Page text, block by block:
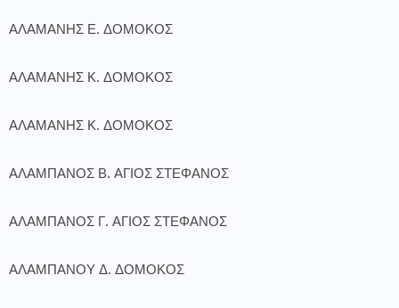
ΑΛΑΜΑΝΗΣ Ε. ΔΟΜΟΚΟΣ
ΑΛΑΜΑΝΗΣ Κ. ΔΟΜΟΚΟΣ
ΑΛΑΜΑΝΗΣ Κ. ΔΟΜΟΚΟΣ
ΑΛΑΜΠΑΝΟΣ Β. ΑΓΙΟΣ ΣΤΕΦΑΝΟΣ
ΑΛΑΜΠΑΝΟΣ Γ. ΑΓΙΟΣ ΣΤΕΦΑΝΟΣ
ΑΛΑΜΠΑΝΟΥ Δ. ΔΟΜΟΚΟΣ